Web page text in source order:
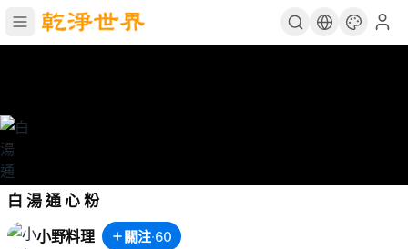
白 湯 通 心 粉
小野料理
關注·60